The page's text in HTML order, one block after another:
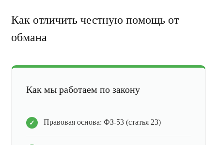
Как отличить честную помощь от
обмана
Как мы работаем по закону
Правовая основа: ФЗ-53 (статья 23)